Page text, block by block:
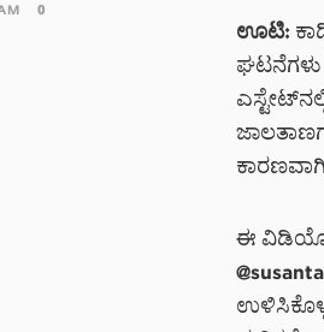
ಊಟಿ:
ಘಟನೆಗಳು
ಈ
0